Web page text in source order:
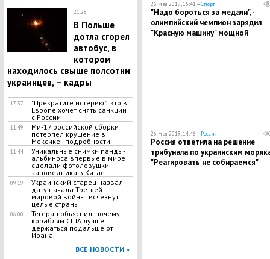
21:28
В Польше
дотла сгорел
автобус, в
котором
находилось свыше полсотни
украинцев, – кадры
17:37
"Прекратите истерию": кто в
Европе хочет снять санкции
с России
11:49
Ми-17 российской сборки
потерпел крушение в
Мексике - подробности
11:44
Уникальные снимки панды-
альбиноса впервые в мире
сделали фотоловушки
заповедника в Китае
09:19
Украинский старец назвал
дату начала Третьей
мировой войны: исчезнут
целые страны
06:00
Тегеран объяснил, почему
кораблям США лучше
держаться подальше от
Ирана
ВСЕ НОВОСТИ »
26 мая 2019, 15:41 —Спорт
"Надо бороться за медали", -
олимпийский чемпион зарядил
"Красную машину" мощной
26 мая 2019, 14:46 —Россия
Россия ответила на решение
трибунала по украинским
"Реагировать не собираемся"